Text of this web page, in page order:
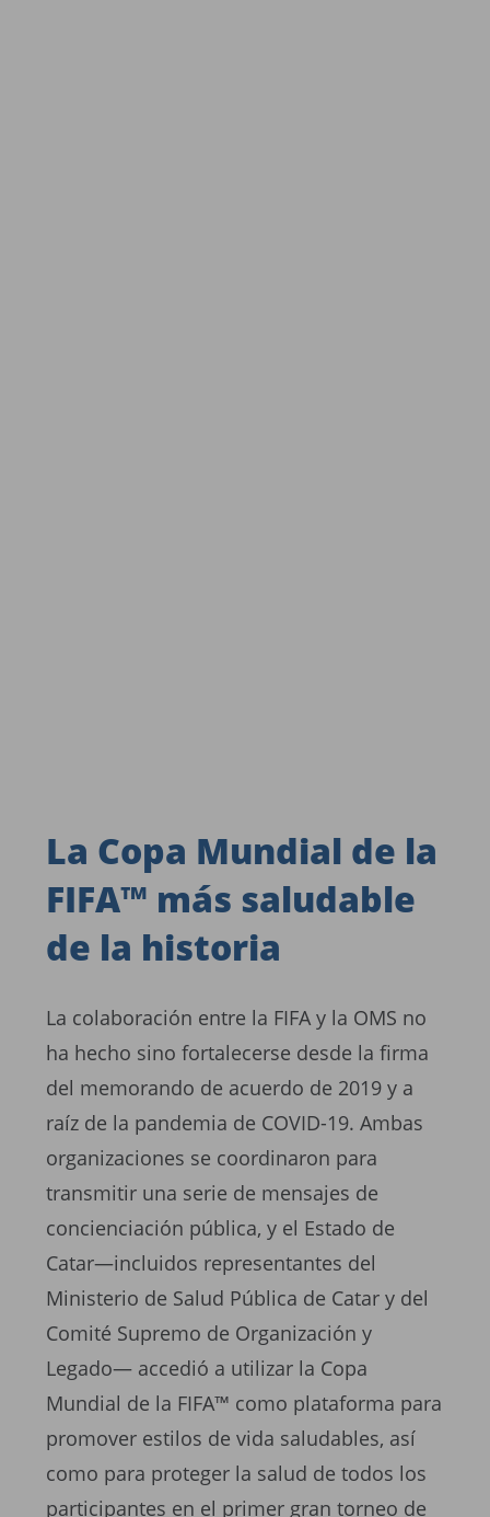
La Copa Mundial de la
FIFA™ más saludable
de la historia
La colaboración entre la FIFA y la OMS no
ha hecho sino fortalecerse desde la firma
del memorando de acuerdo de 2019 y a
raíz de la pandemia de COVID-19. Ambas
organizaciones se coordinaron para
transmitir una serie de mensajes de
concienciación pública, y el Estado de
Catar—incluidos representantes del
Ministerio de Salud Pública de Catar y del
Comité Supremo de Organización y
Legado— accedió a utilizar la Copa
Mundial de la FIFA™ como plataforma para
promover estilos de vida saludables, así
como para proteger la salud de todos los
participantes en el primer gran torneo de